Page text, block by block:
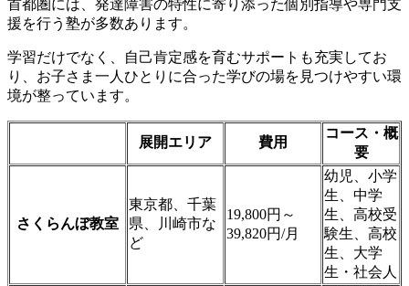
首都圏には、発達障害の特性に寄り添った個別指導や専門支
援を行う塾が多数あります。
学習だけでなく、自己肯定感を育むサポートも充実してお
り、お子さま一人ひとりに合った学びの場を見つけやすい環
境が整っています。
展開エリア 費用
コース・概
要
さくらんぼ教室
東京都、千葉
県、川崎市な
ど
19,800円～
39,820円/月
幼児、小学
生、中学
生、高校受
験生、高校
生、大学
生・社会人